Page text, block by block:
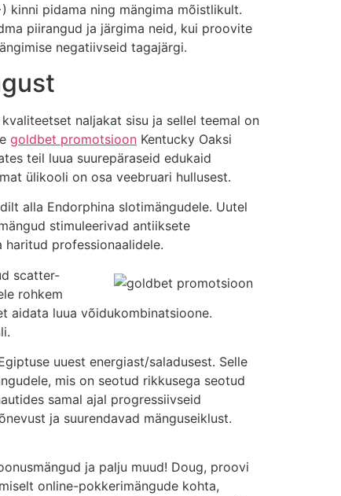
kinni pidama ning mängima mõistlikult.
piirangud ja järgima neid, kui proovite
negatiivseid tagajärgi.
naljakat sisu ja sellel teemal on
goldbet promotsioon Kentucky Oaksi
teil luua suurepäraseid edukaid
ülikooli on osa veebruari hullusest.
alla Endorphina slotimängudele. Uutel
stimuleerivad antiiksete
professionaalidele.
scatter-
rohkem
aidata luua võidukombinatsioone.
uuest energiast/saladusest. Selle
mis on seotud rikkusega seotud
samal ajal progressiivseid
ja suurendavad mänguseiklust.
ja palju muud! Doug, proovi
online-pokkerimängude kohta,